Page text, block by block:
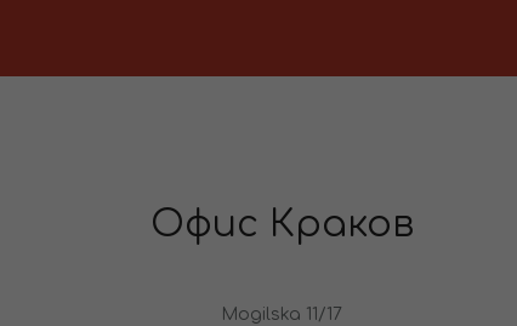
Офис Краков
Mogilska 11/17